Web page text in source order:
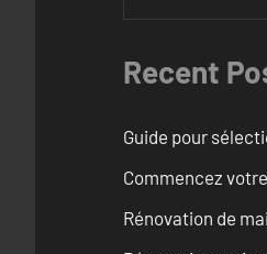
Recent
Guide pour
Commencez
Rénovation de